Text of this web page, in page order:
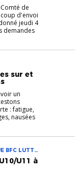
de
d'envoi
jeudi 4
demandes
sur et
un
: fatigue,
nausées
BFC LUTTE
UN TRAIT
U11 à